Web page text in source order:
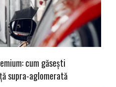
cum găsești
supra-aglomerată